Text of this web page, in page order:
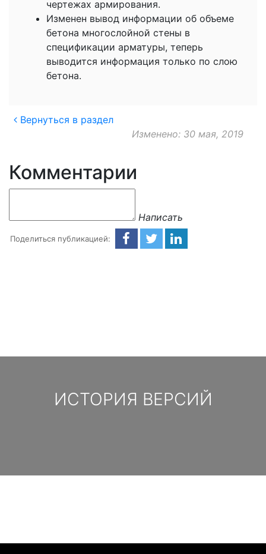
чертежах армирования.
Изменен вывод информации об объеме
бетона многослойной стены в
спецификации арматуры, теперь
выводится информация только по слою
бетона.
Вернуться в раздел
Изменено: 30 мая, 2019
Комментарии
Написать
Поделиться публикацией:
ИСТОРИЯ ВЕРСИЙ